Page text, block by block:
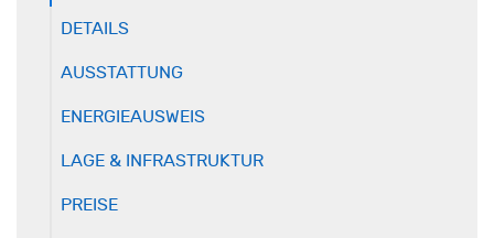
DETAILS
AUSSTATTUNG
ENERGIEAUSWEIS
LAGE & INFRASTRUKTUR
PREISE